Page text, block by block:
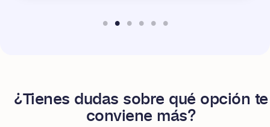
¿Tienes dudas sobre qué opción te
conviene más?